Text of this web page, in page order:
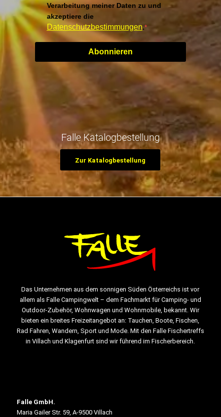
Verarbeitung meiner Daten zu und
akzeptiere die
Datenschutzbestimmungen.
Abonnieren
Falle Katalogbestellung
Zur Katalogbestellung
Das Unternehmen aus dem sonnigen Süden Österreichs ist vor
allem als Falle Campingwelt – dem Fachmarkt für Camping- und
Outdoor-Zubehör, Wohnwagen und Wohnmobile, bekannt. Wir
bieten ein breites Freizeitangebot an: Tauchen, Boote, Fischen,
Rad Fahren, Wandern, Sport und Mode. Mit den Falle Fischertreffs
in Villach und Klagenfurt sind wir führend im Fischerbereich.
Falle GmbH.
Maria Gailer Str. 59, A-9500 Villach